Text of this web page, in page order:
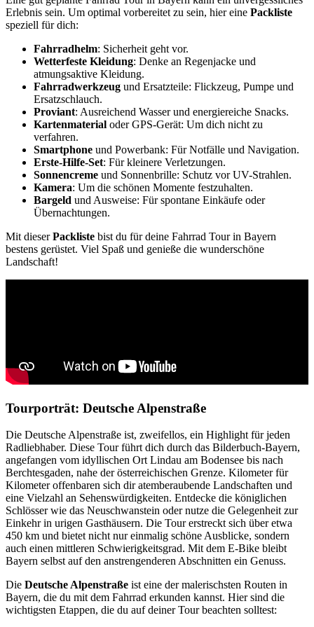
Erlebnis sein. Um optimal vorbereitet zu sein, hier eine Packliste
speziell für dich:
Fahrradhelm: Sicherheit geht vor.
Wetterfeste Kleidung: Denke an Regenjacke und
atmungsaktive Kleidung.
Fahrradwerkzeug und Ersatzteile: Flickzeug, Pumpe und
Ersatzschlauch.
Proviant: Ausreichend Wasser und energiereiche Snacks.
Kartenmaterial oder GPS-Gerät: Um dich nicht zu
verfahren.
Smartphone und Powerbank: Für Notfälle und Navigation.
Erste-Hilfe-Set: Für kleinere Verletzungen.
Sonnencreme und Sonnenbrille: Schutz vor UV-Strahlen.
Kamera: Um die schönen Momente festzuhalten.
Bargeld und Ausweise: Für spontane Einkäufe oder
Übernachtungen.
Mit dieserPackliste bist du für deine Fahrrad Tour in Bayern
bestens gerüstet. Viel Spaß und genieße die wunderschöne
Landschaft!
Tourporträt: Deutsche Alpenstraße
Die Deutsche Alpenstraße ist, zweifellos, ein Highlight für jeden
Radliebhaber. Diese Tour führt dich durch das Bilderbuch-Bayern,
angefangen vom idyllischen Ort Lindau am Bodensee bis nach
Berchtesgaden, nahe der österreichischen Grenze. Kilometer für
Kilometer offenbaren sich dir atemberaubende Landschaften und
eine Vielzahl an Sehenswürdigkeiten. Entdecke die königlichen
Schlösser wie das Neuschwanstein oder nutze die Gelegenheit zur
Einkehr in urigen Gasthäusern. Die Tour erstreckt sich über etwa
450 km und bietet nicht nur einmalig schöne Ausblicke, sondern
auch einen mittleren Schwierigkeitsgrad. Mit dem E-Bike bleibt
Bayern selbst auf den anstrengenderen Abschnitten ein Genuss.
Die Deutsche Alpenstraße ist eine der malerischsten Routen in
Bayern, die du mit dem Fahrrad erkunden kannst. Hier sind die
wichtigsten Etappen, die du auf deiner Tour beachten solltest: